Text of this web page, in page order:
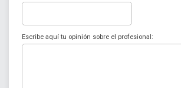
Escribe aquí tu opinión sobre el profesional: